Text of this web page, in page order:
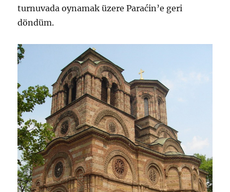
turnuvada oynamak üzere Paraćin’e geri
döndüm.